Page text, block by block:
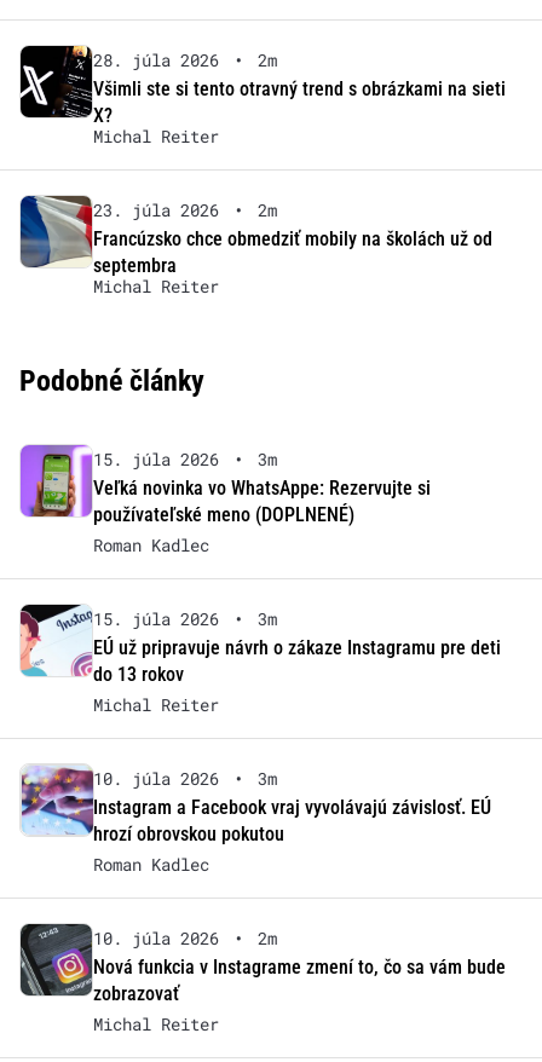
28. júla 2026 •
2m
Všimli ste si tento otravný trend s obrázkami na sieti
X?
Michal Reiter
23. júla 2026 •
2m
Francúzsko chce obmedziť mobily na školách už od
septembra
Michal Reiter
Podobné články
15. júla 2026 •
3m
Veľká novinka vo WhatsAppe: Rezervujte si
používateľské meno (DOPLNENÉ)
Roman Kadlec
15. júla 2026 •
3m
EÚ už pripravuje návrh o zákaze Instagramu pre deti
do 13 rokov
Michal Reiter
10. júla 2026 •
3m
Instagram a Facebook vraj vyvolávajú závislosť. EÚ
hrozí obrovskou pokutou
Roman Kadlec
10. júla 2026 •
2m
Nová funkcia v Instagrame zmení to, čo sa vám bude
zobrazovať
Michal Reiter